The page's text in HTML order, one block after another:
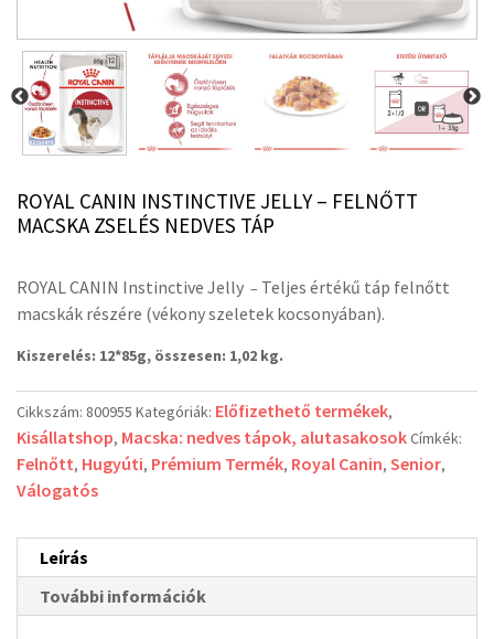
ROYAL CANIN INSTINCTIVE JELLY – FELNŐTT
MACSKA ZSELÉS NEDVES TÁP
ROYAL CANIN Instinctive Jelly – Teljes értékű táp felnőtt
macskák részére (vékony szeletek kocsonyában).
Kiszerelés: 12*85g, összesen: 1,02 kg.
Cikkszám: 800955 Kategóriák: Előfizethető termékek,
Kisállatshop, Macska: nedves tápok, alutasakosokCímkék:
Felnőtt, Hugyúti, Prémium Termék, Royal Canin, Senior,
Válogatós
Leírás
További információk